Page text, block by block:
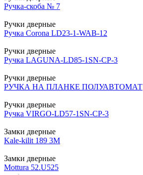
Ручка-скоба № 7
Ручки дверные
Ручка Corona LD23-1-WAB-12
Ручки дверные
Ручка LAGUNA-LD85-1SN-CP-3
Ручки дверные
РУЧКА НА ПЛАНКЕ ПОЛУАВТОМАТ
Ручки дверные
Ручка VIRGO-LD57-1SN-CP-3
Замки дверные
Kale-kilit 189 3M
Замки дверные
Mottura 52.U525